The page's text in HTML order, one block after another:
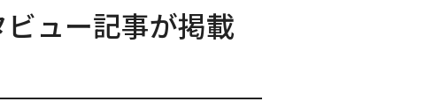
ュー記事が掲載